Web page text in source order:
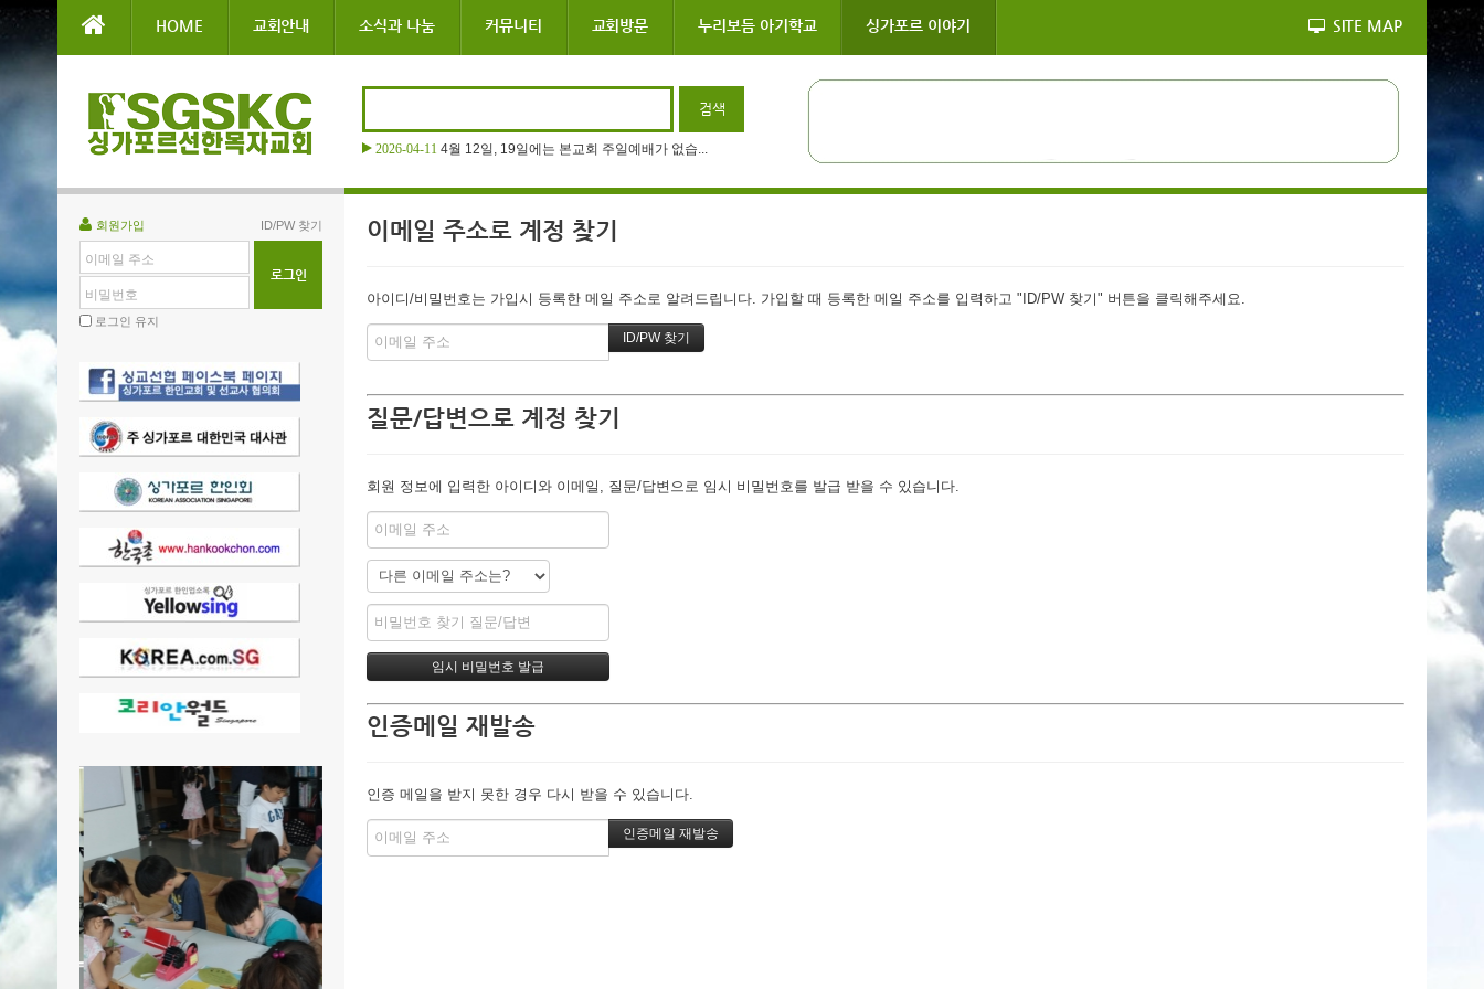
본문으로 바로가기
HOME 교회안내 소식과 나눔 커뮤니티 교회방문 누리보듬 아기학교 싱가포르 이야기 SITE MAP
2026-04-11 4월 12일, 19일에는 본교회 주일예배가 없습...
회원가입 ID/PW 찾기
이메일 주소
비밀번호
로그인 유지
이메일 주소로 계정 찾기
아이디/비밀번호는 가입시 등록한 메일 주소로 알려드립니다. 가입할 때 등록한 메일 주소를 입력하고 "ID/PW 찾기" 버튼을 클릭해주세요.
질문/답변으로 계정 찾기
회원 정보에 입력한 아이디와 이메일, 질문/답변으로 임시 비밀번호를 발급 받을 수 있습니다.
인증메일 재발송
인증 메일을 받지 못한 경우 다시 받을 수 있습니다.